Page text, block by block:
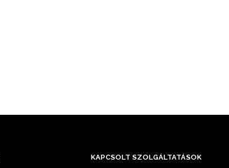
KAPCSOLT SZOLGÁLTATÁSOK